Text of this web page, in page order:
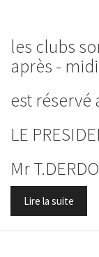
les clubs
après -
est réservé
LE
Mr
Lire la suite